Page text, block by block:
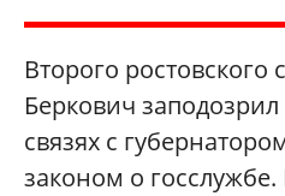
Второго
Беркович
связях с
законом о